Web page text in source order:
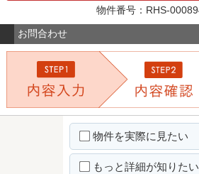
物件番号：RHS-
お問合わせ
物件を実際に見たい
もっと詳細が知りたい